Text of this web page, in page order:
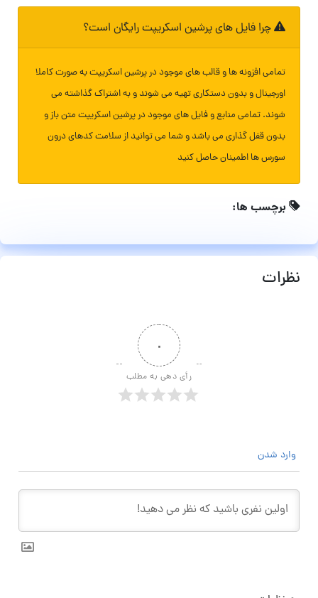
چرا فایل های پرشین اسکریپت رایگان است؟
تمامی افزونه ها و قالب های موجود در پرشین اسکریپت به صورت کاملا
اورجینال و بدون دستکاری تهیه می شوند و به اشتراک گذاشته می
شوند. تمامی منابع و فایل های موجود در پرشین اسکریپت متن باز و
بدون قفل گذاری می باشد و شما می توانید از سلامت کدهای درون
سورس ها اطمینان حاصل کنید
برچسب ها:
نظرات
۰
رأی دهی به مطلب
وارد شدن